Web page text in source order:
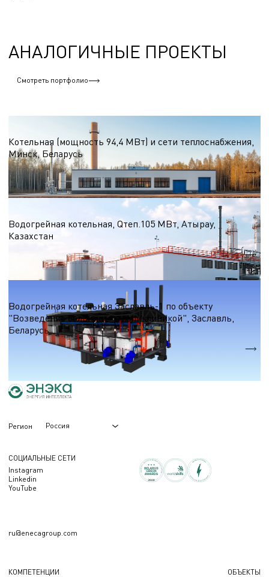
АНАЛОГИЧНЫЕ ПРОЕКТЫ
Смотреть портфолио
Котельная (мощность 94,4 МВт) и сети теплоснабжения,
Минск, Беларусь
Qтеп.
94,4 МВт
Водогрейные котельные на природном газе
Водогрейная котельная, Qтеп.105 МВт, Атырау,
Казахстан
Водогрейные котельные на природном газе
Водогрейная котельная Заславль-1 по объекту
"Возведение больницы с поликлиникой", Заславль,
Беларусь
Регион Россия
СОЦИАЛЬНЫЕ СЕТИ
Instagram
Linkedin
YouTube
ru@enecagroup.com
КОМПЕТЕНЦИИ ОБЪЕКТЫ